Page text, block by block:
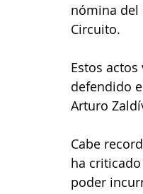
nómina del
Circuito.
Estos
defendido
Arturo
Cabe
ha
poder